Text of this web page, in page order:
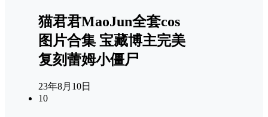
猫君君MaoJun全套cos
图片合集 宝藏博主完美
复刻蕾姆小僵尸
23年8月10日
10